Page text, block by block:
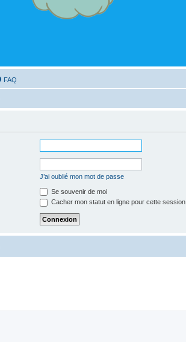
FAQ
J’ai oublié mon mot de passe
Se souvenir de moi
Cacher mon statut en ligne pour cette session